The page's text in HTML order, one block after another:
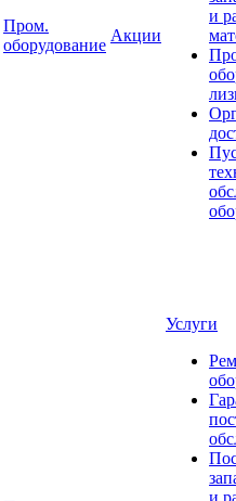
Пром.
оборудование
Акции
и
Услуги
и